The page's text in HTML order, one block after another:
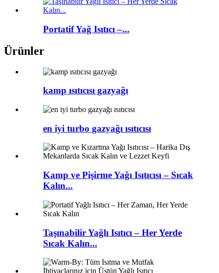
Portatif Yağ Isıtıcı –...
Ürünler
kamp ısıtıcısı gazyağı
en iyi turbo gazyağı ısıtıcısı
Kamp ve Pişirme Yağı Isıtıcısı – Sıcak
Kalın...
Taşınabilir Yağlı Isıtıcı – Her Yerde
Sıcak Kalın...